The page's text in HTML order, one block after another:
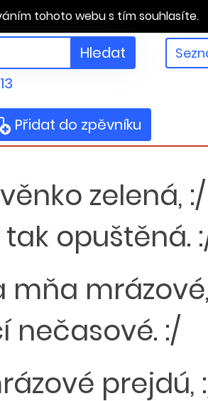
tohoto webu s tím souhlasíte.
Hledat
Přidat do zpěvníku
zelená, :/
opuštěná.
mňa
nečasové. :/
prejdú,